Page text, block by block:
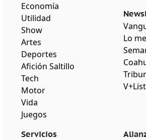
Economía
Utilidad
Show
Artes
Deportes
Afición Saltillo
Tech
Motor
Vida
Juegos
Lo
V+List
Servicios